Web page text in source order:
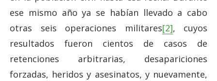
ese mismo año ya se habían llevado a cabo
otras seis operaciones militares[2], cuyos
resultados fueron cientos de casos de
retenciones arbitrarias, desapariciones
forzadas, heridos y asesinatos, y nuevamente,